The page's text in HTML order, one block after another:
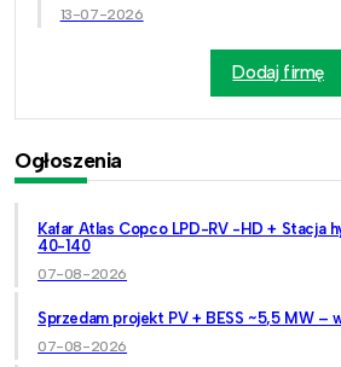
13-07-2026
Dodaj firmę
Ogłoszenia
Kafar Atlas Copco LPD-RV -HD + Stacja
40-140
07-08-2026
Sprzedam projekt PV + BESS ~5,5 MW –
07-08-2026